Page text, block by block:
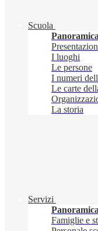
Scuola
Panoramica
I luoghi
Le persone
I numeri
Le carte
La storia
Servizi
Panoramica
Famiglie e